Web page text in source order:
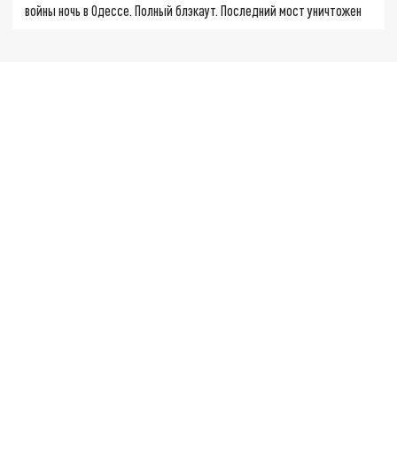
войны ночь в Одессе. Полный блэкаут. Последний мост уничтожен